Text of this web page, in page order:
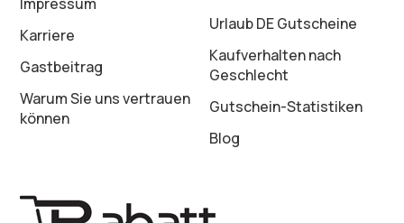
Karriere
Gastbeitrag
Warum Sie uns vertrauen
können
Urlaub DE Gutscheine
Kaufverhalten nach
Geschlecht
Gutschein-Statistiken
Blog